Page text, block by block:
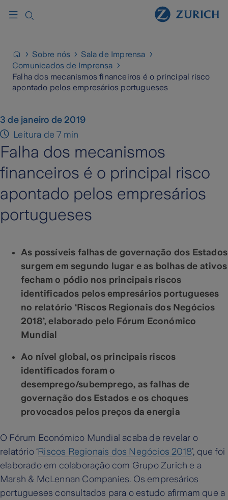
Sobre nós
Sala de Imprensa
Comunicados de Imprensa
Falha dos mecanismos financeiros é o principal risco
apontado pelos empresários portugueses
3 de janeiro de 2019
Leitura de 7 min
Falha dos mecanismos
financeiros é o principal risco
apontado pelos empresários
portugueses
As possíveis falhas de governação dos Estados
surgem em segundo lugar e as bolhas de ativos
fecham o pódio nos principais riscos
identificados pelos empresários portugueses
no relatório ‘Riscos Regionais dos Negócios
2018’, elaborado pelo Fórum Económico
Mundial
Ao nível global, os principais riscos
identificados foram o
desemprego/subemprego, as falhas de
governação dos Estados e os choques
provocados pelos preços da energia
O Fórum Económico Mundial acaba de revelar o
relatório ‘Riscos Regionais dos Negócios 2018’, que foi
elaborado em colaboração com Grupo Zurich e a
Marsh & McLennan Companies. Os empresários
portugueses consultados para o estudo afirmam que a